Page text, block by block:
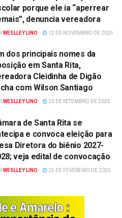
porque ele ia “aperrear
denuncia vereadora
WESLLEY LINO 12 DE NOVEMBRO DE 2025
dos principais nomes da
em Santa Rita,
Cleidinha de Digão
com Wilson Santiago
WESLLEY LINO 23 DE SETEMBRO DE 2025
de Santa Rita se
e convoca eleição para
Diretora do biênio 2027-
veja edital de convocação
WESLLEY LINO 25 DE FEVEREIRO DE 2025